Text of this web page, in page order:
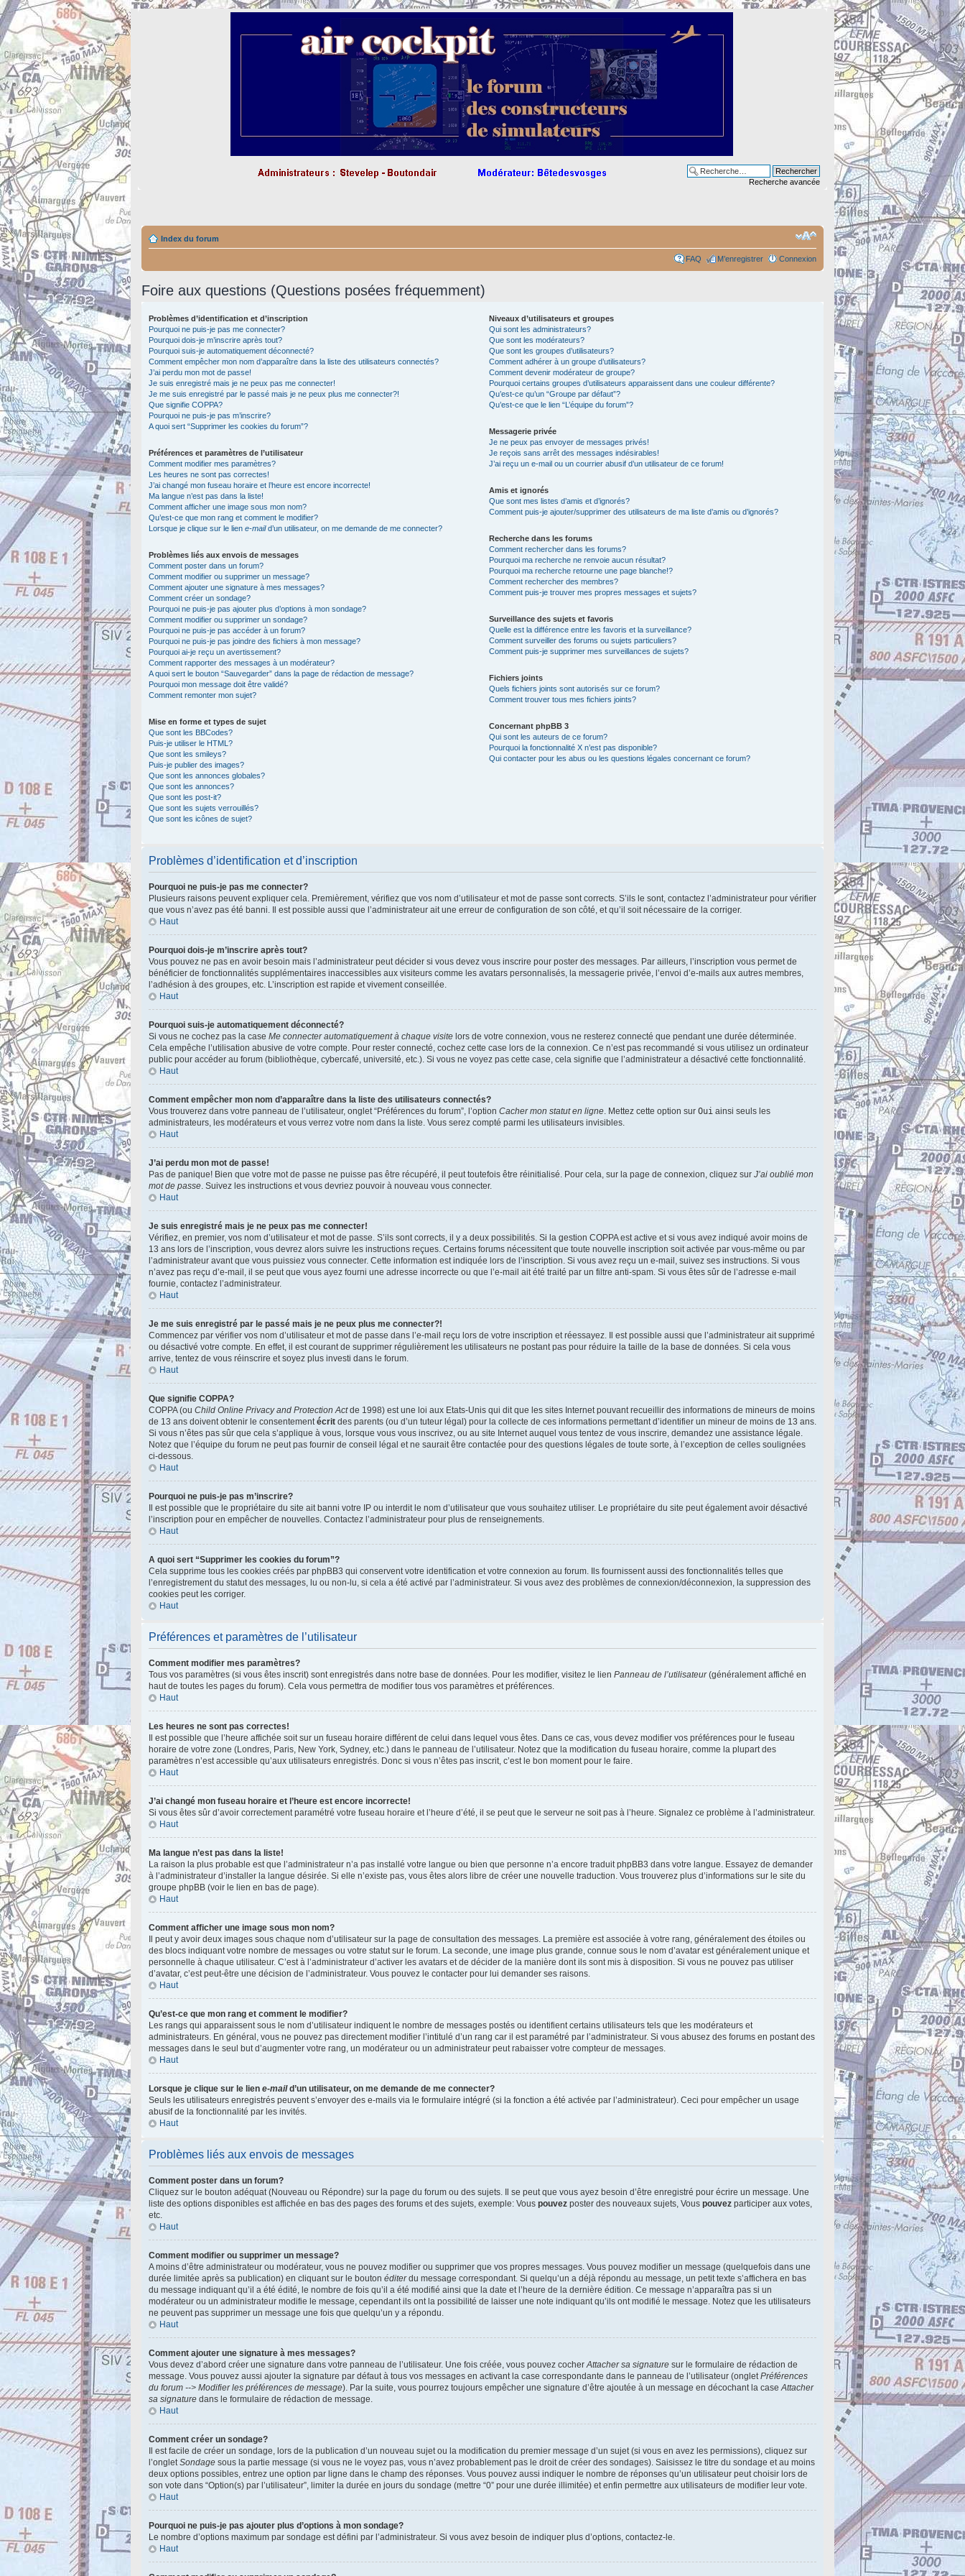
Recherche avancée
Index du forum
FAQ M’enregistrer Connexion
Foire aux questions (Questions posées fréquemment)
Problèmes d’identification et d’inscription
Pourquoi ne puis-je pas me connecter?
Pourquoi dois-je m’inscrire après tout?
Pourquoi suis-je automatiquement déconnecté?
Comment empêcher mon nom d’apparaître dans la liste des utilisateurs connectés?
J’ai perdu mon mot de passe!
Je suis enregistré mais je ne peux pas me connecter!
Je me suis enregistré par le passé mais je ne peux plus me connecter?!
Que signifie COPPA?
Pourquoi ne puis-je pas m’inscrire?
A quoi sert “Supprimer les cookies du forum”?
Préférences et paramètres de l’utilisateur
Comment modifier mes paramètres?
Les heures ne sont pas correctes!
J’ai changé mon fuseau horaire et l’heure est encore incorrecte!
Ma langue n’est pas dans la liste!
Comment afficher une image sous mon nom?
Qu’est-ce que mon rang et comment le modifier?
Lorsque je clique sur le lien e-maild’un utilisateur, on me demande de me connecter?
Problèmes liés aux envois de messages
Comment poster dans un forum?
Comment modifier ou supprimer un message?
Comment ajouter une signature à mes messages?
Comment créer un sondage?
Pourquoi ne puis-je pas ajouter plus d’options à mon sondage?
Comment modifier ou supprimer un sondage?
Pourquoi ne puis-je pas accéder à un forum?
Pourquoi ne puis-je pas joindre des fichiers à mon message?
Pourquoi ai-je reçu un avertissement?
Comment rapporter des messages à un modérateur?
A quoi sert le bouton “Sauvegarder” dans la page de rédaction de message?
Pourquoi mon message doit être validé?
Comment remonter mon sujet?
Mise en forme et types de sujet
Que sont les BBCodes?
Puis-je utiliser le HTML?
Que sont les smileys?
Puis-je publier des images?
Que sont les annonces globales?
Que sont les annonces?
Que sont les post-it?
Que sont les sujets verrouillés?
Que sont les icônes de sujet?
Niveaux d’utilisateurs et groupes
Qui sont les administrateurs?
Que sont les modérateurs?
Que sont les groupes d’utilisateurs?
Comment adhérer à un groupe d’utilisateurs?
Comment devenir modérateur de groupe?
Pourquoi certains groupes d’utilisateurs apparaissent dans une couleur différente?
Qu’est-ce qu’un “Groupe par défaut”?
Qu’est-ce que le lien “L’équipe du forum”?
Messagerie privée
Je ne peux pas envoyer de messages privés!
Je reçois sans arrêt des messages indésirables!
J’ai reçu un e-mail ou un courrier abusif d’un utilisateur de ce forum!
Amis et ignorés
Que sont mes listes d’amis et d’ignorés?
Comment puis-je ajouter/supprimer des utilisateurs de ma liste d’amis ou d’ignorés?
Recherche dans les forums
Comment rechercher dans les forums?
Pourquoi ma recherche ne renvoie aucun résultat?
Pourquoi ma recherche retourne une page blanche!?
Comment rechercher des membres?
Comment puis-je trouver mes propres messages et sujets?
Surveillance des sujets et favoris
Quelle est la différence entre les favoris et la surveillance?
Comment surveiller des forums ou sujets particuliers?
Comment puis-je supprimer mes surveillances de sujets?
Fichiers joints
Quels fichiers joints sont autorisés sur ce forum?
Comment trouver tous mes fichiers joints?
Concernant phpBB 3
Qui sont les auteurs de ce forum?
Pourquoi la fonctionnalité X n’est pas disponible?
Qui contacter pour les abus ou les questions légales concernant ce forum?
Problèmes d’identification et d’inscription
Pourquoi ne puis-je pas me connecter?
Plusieurs raisons peuvent expliquer cela. Premièrement, vérifiez que vos nom d’utilisateur et mot de passe sont corrects. S’ils le sont, contactez l’administrateur pour vérifier
que vous n’avez pas été banni. Il est possible aussi que l’administrateur ait une erreur de configuration de son côté, et qu’il soit nécessaire de la corriger.
Haut
Pourquoi dois-je m’inscrire après tout?
Vous pouvez ne pas en avoir besoin mais l’administrateur peut décider si vous devez vous inscrire pour poster des messages. Par ailleurs, l’inscription vous permet de
bénéficier de fonctionnalités supplémentaires inaccessibles aux visiteurs comme les avatars personnalisés, la messagerie privée, l’envoi d’e-mails aux autres membres,
l’adhésion à des groupes, etc. L’inscription est rapide et vivement conseillée.
Haut
Pourquoi suis-je automatiquement déconnecté?
Si vous ne cochez pas la case Me connecter automatiquement à chaque visite lors de votre connexion, vous ne resterez connecté que pendant une durée déterminée.
Cela empêche l’utilisation abusive de votre compte. Pour rester connecté, cochez cette case lors de la connexion. Ce n’est pas recommandé si vous utilisez un ordinateur
public pour accéder au forum (bibliothèque, cybercafé, université, etc.). Si vous ne voyez pas cette case, cela signifie que l’administrateur a désactivé cette fonctionnalité.
Haut
Comment empêcher mon nom d’apparaître dans la liste des utilisateurs connectés?
Vous trouverez dans votre panneau de l’utilisateur, onglet “Préférences du forum”, l’option Cacher mon statut en ligne. Mettez cette option sur Oui ainsi seuls les
administrateurs, les modérateurs et vous verrez votre nom dans la liste. Vous serez compté parmi les utilisateurs invisibles.
Haut
J’ai perdu mon mot de passe!
Pas de panique! Bien que votre mot de passe ne puisse pas être récupéré, il peut toutefois être réinitialisé. Pour cela, sur la page de connexion, cliquez sur J’ai oublié mon
mot de passe. Suivez les instructions et vous devriez pouvoir à nouveau vous connecter.
Haut
Je suis enregistré mais je ne peux pas me connecter!
Vérifiez, en premier, vos nom d’utilisateur et mot de passe. S’ils sont corrects, il y a deux possibilités. Si la gestion COPPA est active et si vous avez indiqué avoir moins de
13 ans lors de l’inscription, vous devrez alors suivre les instructions reçues. Certains forums nécessitent que toute nouvelle inscription soit activée par vous-même ou par
l’administrateur avant que vous puissiez vous connecter. Cette information est indiquée lors de l’inscription. Si vous avez reçu un e-mail, suivez ses instructions. Si vous
n’avez pas reçu d’e-mail, il se peut que vous ayez fourni une adresse incorrecte ou que l’e-mail ait été traité par un filtre anti-spam. Si vous êtes sûr de l’adresse e-mail
fournie, contactez l’administrateur.
Haut
Je me suis enregistré par le passé mais je ne peux plus me connecter?!
Commencez par vérifier vos nom d’utilisateur et mot de passe dans l’e-mail reçu lors de votre inscription et réessayez. Il est possible aussi que l’administrateur ait supprimé
ou désactivé votre compte. En effet, il est courant de supprimer régulièrement les utilisateurs ne postant pas pour réduire la taille de la base de données. Si cela vous
arrive, tentez de vous réinscrire et soyez plus investi dans le forum.
Haut
Que signifie COPPA?
COPPA (ou Child Online Privacy and Protection Actde 1998) est une loi aux Etats-Unis qui dit que les sites Internet pouvant recueillir des informations de mineurs de moins
de 13 ans doivent obtenir le consentementécrit des parents (ou d’un tuteur légal) pour la collecte de ces informations permettant d’identifier un mineur de moins de 13 ans.
Si vous n’êtes pas sûr que cela s’applique à vous, lorsque vous vous inscrivez, ou au site Internet auquel vous tentez de vous inscrire, demandez une assistance légale.
Notez que l’équipe du forum ne peut pas fournir de conseil légal et ne saurait être contactée pour des questions légales de toute sorte, à l’exception de celles soulignées
ci-dessous.
Haut
Pourquoi ne puis-je pas m’inscrire?
Il est possible que le propriétaire du site ait banni votre IP ou interdit le nom d’utilisateur que vous souhaitez utiliser. Le propriétaire du site peut également avoir désactivé
l’inscription pour en empêcher de nouvelles. Contactez l’administrateur pour plus de renseignements.
Haut
A quoi sert “Supprimer les cookies du forum”?
Cela supprime tous les cookies créés par phpBB3 qui conservent votre identification et votre connexion au forum. Ils fournissent aussi des fonctionnalités telles que
l’enregistrement du statut des messages, lu ou non-lu, si cela a été activé par l’administrateur. Si vous avez des problèmes de connexion/déconnexion, la suppression des
cookies peut les corriger.
Haut
Préférences et paramètres de l’utilisateur
Comment modifier mes paramètres?
Tous vos paramètres (si vous êtes inscrit) sont enregistrés dans notre base de données. Pour les modifier, visitez le lien Panneau de l’utilisateur(généralement affiché en
haut de toutes les pages du forum). Cela vous permettra de modifier tous vos paramètres et préférences.
Haut
Les heures ne sont pas correctes!
Il est possible que l’heure affichée soit sur un fuseau horaire différent de celui dans lequel vous êtes. Dans ce cas, vous devez modifier vos préférences pour le fuseau
horaire de votre zone (Londres, Paris, New York, Sydney, etc.) dans le panneau de l’utilisateur. Notez que la modification du fuseau horaire, comme la plupart des
paramètres n’est accessible qu’aux utilisateurs enregistrés. Donc si vous n’êtes pas inscrit, c’est le bon moment pour le faire.
Haut
J’ai changé mon fuseau horaire et l’heure est encore incorrecte!
Si vous êtes sûr d’avoir correctement paramétré votre fuseau horaire et l’heure d’été, il se peut que le serveur ne soit pas à l’heure. Signalez ce problème à l’administrateur.
Haut
Ma langue n’est pas dans la liste!
La raison la plus probable est que l’administrateur n’a pas installé votre langue ou bien que personne n’a encore traduit phpBB3 dans votre langue. Essayez de demander
à l’administrateur d’installer la langue désirée. Si elle n’existe pas, vous êtes alors libre de créer une nouvelle traduction. Vous trouverez plus d’informations sur le site du
groupe phpBB (voir le lien en bas de page).
Haut
Comment afficher une image sous mon nom?
Il peut y avoir deux images sous chaque nom d’utilisateur sur la page de consultation des messages. La première est associée à votre rang, généralement des étoiles ou
des blocs indiquant votre nombre de messages ou votre statut sur le forum. La seconde, une image plus grande, connue sous le nom d’avatar est généralement unique et
personnelle à chaque utilisateur. C’est à l’administrateur d’activer les avatars et de décider de la manière dont ils sont mis à disposition. Si vous ne pouvez pas utiliser
d’avatar, c’est peut-être une décision de l’administrateur. Vous pouvez le contacter pour lui demander ses raisons.
Haut
Qu’est-ce que mon rang et comment le modifier?
Les rangs qui apparaissent sous le nom d’utilisateur indiquent le nombre de messages postés ou identifient certains utilisateurs tels que les modérateurs et
administrateurs. En général, vous ne pouvez pas directement modifier l’intitulé d’un rang car il est paramétré par l’administrateur. Si vous abusez des forums en postant des
messages dans le seul but d’augmenter votre rang, un modérateur ou un administrateur peut rabaisser votre compteur de messages.
Haut
Lorsque je clique sur le lien e-maild’un utilisateur, on me demande de me connecter?
Seuls les utilisateurs enregistrés peuvent s’envoyer des e-mails via le formulaire intégré (si la fonction a été activée par l’administrateur). Ceci pour empêcher un usage
abusif de la fonctionnalité par les invités.
Haut
Problèmes liés aux envois de messages
Comment poster dans un forum?
Cliquez sur le bouton adéquat (Nouveau ou Répondre) sur la page du forum ou des sujets. Il se peut que vous ayez besoin d’être enregistré pour écrire un message. Une
liste des options disponibles est affichée en bas des pages des forums et des sujets, exemple: Vous pouvez poster des nouveaux sujets, Vous pouvez participer aux votes,
etc.
Haut
Comment modifier ou supprimer un message?
A moins d’être administrateur ou modérateur, vous ne pouvez modifier ou supprimer que vos propres messages. Vous pouvez modifier un message (quelquefois dans une
durée limitée après sa publication) en cliquant sur le bouton éditerdu message correspondant. Si quelqu’un a déjà répondu au message, un petit texte s’affichera en bas
du message indiquant qu’il a été édité, le nombre de fois qu’il a été modifié ainsi que la date et l’heure de la dernière édition. Ce message n’apparaîtra pas si un
modérateur ou un administrateur modifie le message, cependant ils ont la possibilité de laisser une note indiquant qu’ils ont modifié le message. Notez que les utilisateurs
ne peuvent pas supprimer un message une fois que quelqu’un y a répondu.
Haut
Comment ajouter une signature à mes messages?
Vous devez d’abord créer une signature dans votre panneau de l’utilisateur. Une fois créée, vous pouvez cocherAttacher sa signature sur le formulaire de rédaction de
message. Vous pouvez aussi ajouter la signature par défaut à tous vos messages en activant la case correspondante dans le panneau de l’utilisateur (ongletPréférences
du forum --> Modifier les préférences de message). Par la suite, vous pourrez toujours empêcher une signature d’être ajoutée à un message en décochant la caseAttacher
sa signature dans le formulaire de rédaction de message.
Haut
Comment créer un sondage?
Il est facile de créer un sondage, lors de la publication d’un nouveau sujet ou la modification du premier message d’un sujet (si vous en avez les permissions), cliquez sur
l’ongletSondage sous la partie message (si vous ne le voyez pas, vous n’avez probablement pas le droit de créer des sondages). Saisissez le titre du sondage et au moins
deux options possibles, entrez une option par ligne dans le champ des réponses. Vous pouvez aussi indiquer le nombre de réponses qu’un utilisateur peut choisir lors de
son vote dans “Option(s) par l’utilisateur”, limiter la durée en jours du sondage (mettre “0” pour une durée illimitée) et enfin permettre aux utilisateurs de modifier leur vote.
Haut
Pourquoi ne puis-je pas ajouter plus d’options à mon sondage?
Le nombre d’options maximum par sondage est défini par l’administrateur. Si vous avez besoin de indiquer plus d’options, contactez-le.
Haut